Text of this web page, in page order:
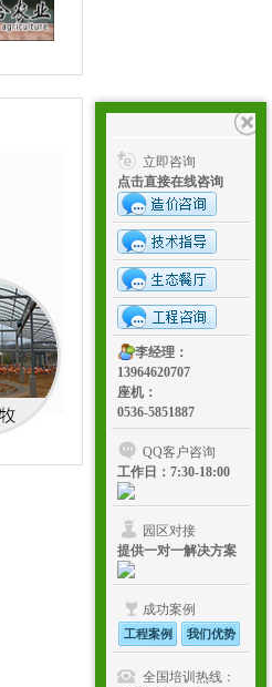
立即咨询
点击直接在线咨询
李经理：
13964620707
座机：
0536-5851887
QQ客户咨询
工作日：7:30-18:00
园区对接
提供一对一解决方案
成功案例
工程案例 我们优势
全国培训热线：